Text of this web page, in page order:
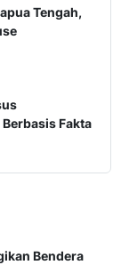
Tengah,
Fakta
Bendera